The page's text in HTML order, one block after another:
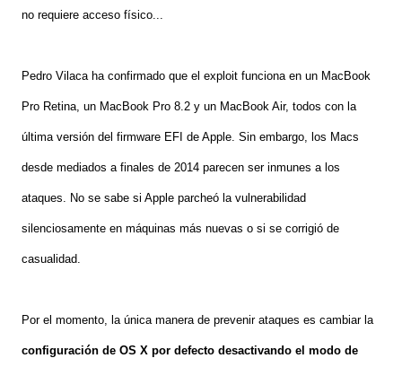
no requiere acceso físico...
Pedro Vilaca ha confirmado que el exploit funciona en un MacBook
Pro Retina, un MacBook Pro 8.2 y un MacBook Air, todos con la
última versión del firmware EFI de Apple. Sin embargo, los Macs
desde mediados a finales de 2014 parecen ser inmunes a los
ataques. No se sabe si Apple parcheó la vulnerabilidad
silenciosamente en máquinas más nuevas o si se corrigió de
casualidad.
Por el momento, la única manera de prevenir ataques es cambiar la
configuración de OS X por defecto desactivando el modo de